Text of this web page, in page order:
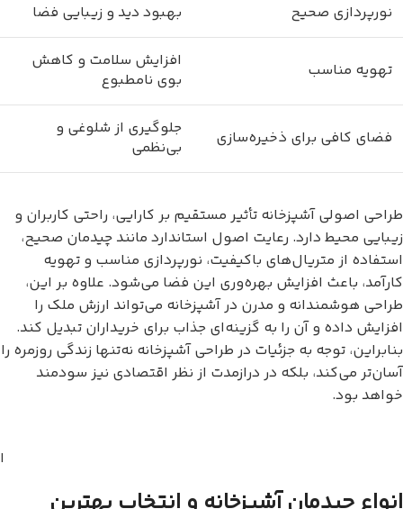
نورپردازی صحیح بهبود دید و زیبایی فضا
تهویه مناسب
افزایش سلامت و کاهش
بوی نامطبوع
فضای کافی برای ذخیره‌سازی
جلوگیری از شلوغی و
بی‌نظمی
طراحی اصولی آشپزخانه تأثیر مستقیم بر کارایی، راحتی کاربران و
زیبایی محیط دارد. رعایت اصول استاندارد مانند چیدمان صحیح،
استفاده از متریال‌های باکیفیت، نورپردازی مناسب و تهویه
کارآمد، باعث افزایش بهره‌وری این فضا می‌شود. علاوه بر این،
طراحی هوشمندانه و مدرن در آشپزخانه می‌تواند ارزش ملک را
افزایش داده و آن را به گزینه‌ای جذاب برای خریداران تبدیل کند.
بنابراین، توجه به جزئیات در طراحی آشپزخانه نه‌تنها زندگی روزمره را
آسان‌تر می‌کند، بلکه در درازمدت از نظر اقتصادی نیز سودمند
خواهد بود.